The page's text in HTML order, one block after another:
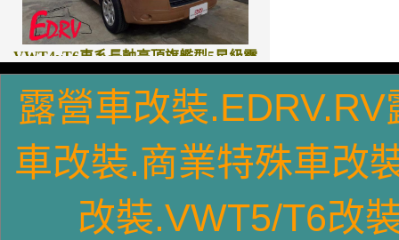
VWT4~T6車系長軸高頂旗艦型5星級露
露營車改裝
車改裝.商業特殊車改
改裝.VWT5/T6改